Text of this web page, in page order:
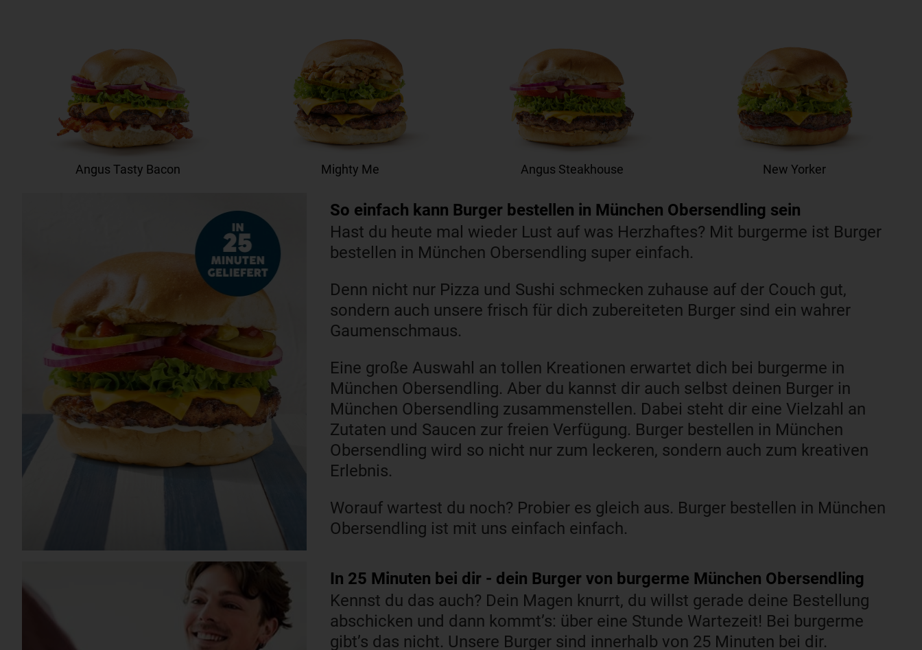
Angus Tasty Bacon Mighty Me Angus Steakhouse New Yorker
So einfach kann Burger bestellen in München Obersendling sein
Hast du heute mal wieder Lust auf was Herzhaftes? Mit burgerme ist Burger
bestellen in München Obersendling super einfach.
Denn nicht nur Pizza und Sushi schmecken zuhause auf der Couch gut,
sondern auch unsere frisch für dich zubereiteten Burger sind ein wahrer
Gaumenschmaus.
Eine große Auswahl an tollen Kreationen erwartet dich bei burgerme in
München Obersendling. Aber du kannst dir auch selbst deinen Burger in
München Obersendling zusammenstellen. Dabei steht dir eine Vielzahl an
Zutaten und Saucen zur freien Verfügung. Burger bestellen in München
Obersendling wird so nicht nur zum leckeren, sondern auch zum kreativen
Erlebnis.
Worauf wartest du noch? Probier es gleich aus. Burger bestellen in München
Obersendling ist mit uns einfach einfach.
In 25 Minuten bei dir - dein Burger von burgerme München Obersendling
Kennst du das auch? Dein Magen knurrt, du willst gerade deine Bestellung
abschicken und dann kommt’s: über eine Stunde Wartezeit! Bei burgerme
gibt’s das nicht. Unsere Burger sind innerhalb von 25 Minuten bei dir.